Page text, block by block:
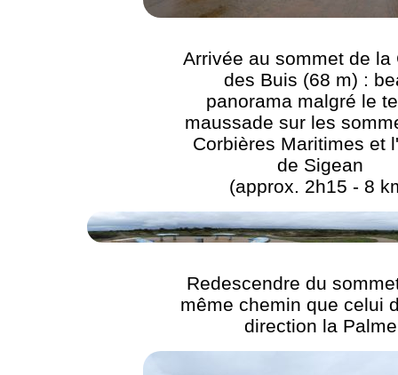
Arrivée au sommet de la
des Buis (68 m) :
panorama malgré le
maussade sur les
Corbières Maritimes et
de Sigean
(approx. 2h15 - 8
Redescendre du
même chemin que celui
direction la Palme